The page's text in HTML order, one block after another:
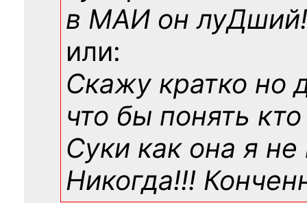
в МАИ он
или:
Скажу кратко но
что бы понять
Суки как она я не
Никогда!!!